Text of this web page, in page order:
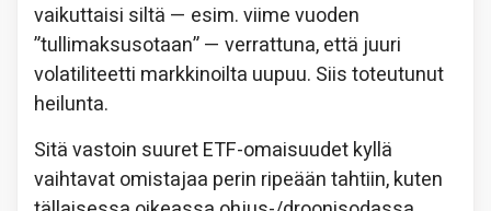
vaikuttaisi siltä — esim. viime vuoden
”tullimaksusotaan” — verrattuna, että juuri
volatiliteetti markkinoilta uupuu. Siis toteutunut
heilunta.
Sitä vastoin suuret ETF-omaisuudet kyllä
vaihtavat omistajaa perin ripeään tahtiin, kuten